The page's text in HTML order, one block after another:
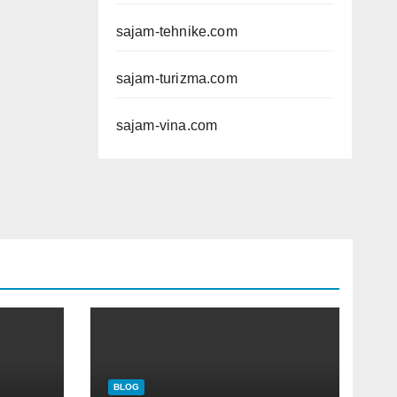
sajam-tehnike.com
sajam-turizma.com
sajam-vina.com
BLOG